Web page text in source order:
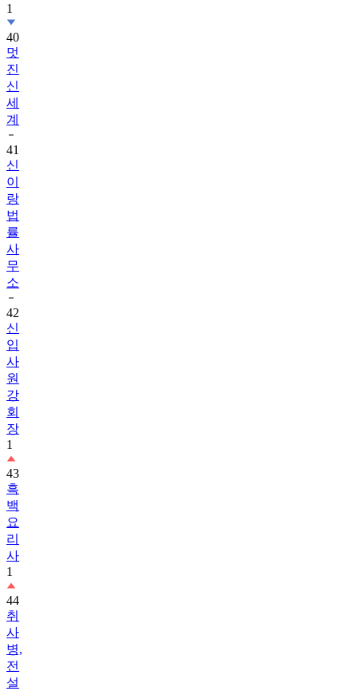
1
40
멋
진
신
세
계
41
신
이
랑
법
률
사
무
소
42
신
입
사
원
강
회
장
1
43
흑
백
요
리
사
1
44
취
사
병,
전
설